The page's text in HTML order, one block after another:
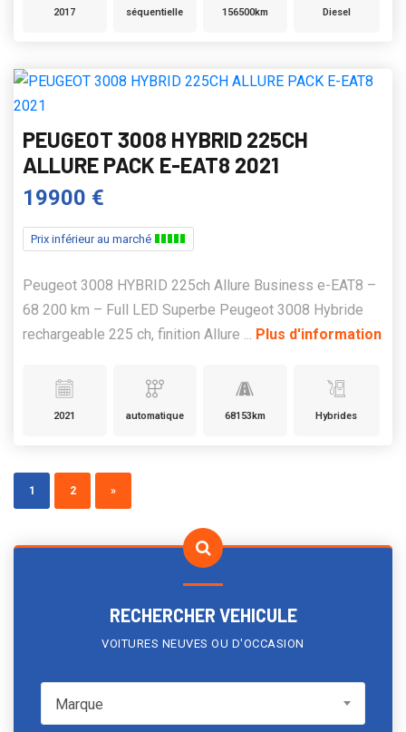
2017 séquentielle 156500km Diesel
PEUGEOT 3008 HYBRID 225CH
ALLURE PACK E-EAT8 2021
19900 €
Prix inférieur au marché
Peugeot 3008 HYBRID 225ch Allure Business e-EAT8 –
68 200 km – Full LED Superbe Peugeot 3008 Hybride
rechargeable 225 ch, finition Allure ... Plus d'information
2021 automatique 68153km Hybrides
1 2 »
RECHERCHER VEHICULE
VOITURES NEUVES OU D'OCCASION
MarqueMarque